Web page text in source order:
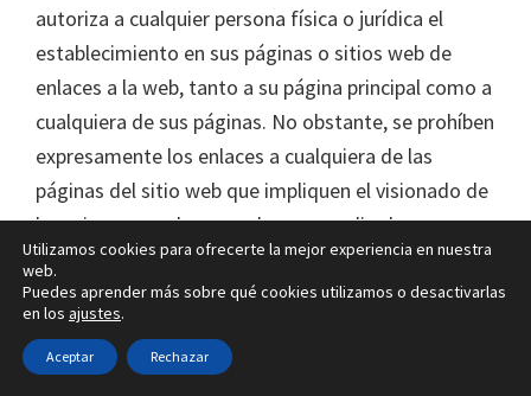
autoriza a cualquier persona física o jurídica el
establecimiento en sus páginas o sitios web de
enlaces a la web, tanto a su página principal como a
cualquiera de sus páginas. No obstante, se prohíben
expresamente los enlaces a cualquiera de las
páginas del sitio web que impliquen el visionado de
las mismas en el navegador por medio de marcos o
frames. Todos los contenidos que se muestran en
esta web, así como los infoproductos a la venta
están sujetos y protegidos por los derechos de
propiedad intelectual e industrial. No está
Utilizamos cookies para ofrecerte la mejor experiencia en nuestra
web.
Puedes aprender más sobre qué cookies utilizamos o desactivarlas
en los ajustes.
Aceptar Rechazar